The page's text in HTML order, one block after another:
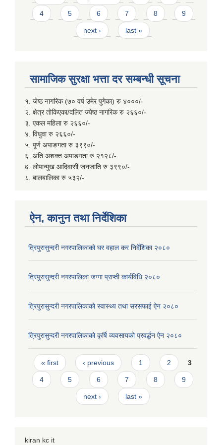
4 5 6 7 8 9
next › last »
सामाजिक सुरक्षा भत्ता दर सम्बन्धी सूचना
१. जेष्ठ नागरिक (७० वर्ष उमेर पुगेका) रु ४०००/-
२. क्षेत्र तोकिएका/दलित ज्येष्ठ नागरिक रु २६६०/-
३. एकल महिला रु २६६०/-
४. विधुवा रु २६६०/-
५. पूर्ण अपाङगता रु ३९९०/-
६. अति अशक्त अपाङगता रु २१२८/-
७. लोपान्मुख आदिवासी जनजाति रु ३९९०/-
८. बालबालिका रु ५३२/-
ऐन, कानुन तथा निर्देशिका
त्रिपुरासुन्दरी नगरपालिकाको घर वहाल कर निर्देशिका २०८०
त्रिपुरासुन्दरी नगरपालिका जग्गा प्राप्ती कार्यविधि २०८०
त्रिपुरासुन्दरी नगरपालिकाको स्वास्थ्य तथा सरसफाई ऐन २०८०
त्रिपुरासुन्दरी नगरपालिकाको कृर्षि व्यवसायको प्रवर्द्धन ऐन २०८०
Pages
« first ‹ previous 1 2 3
4 5 6 7 8 9
next › last »
kiran kc it